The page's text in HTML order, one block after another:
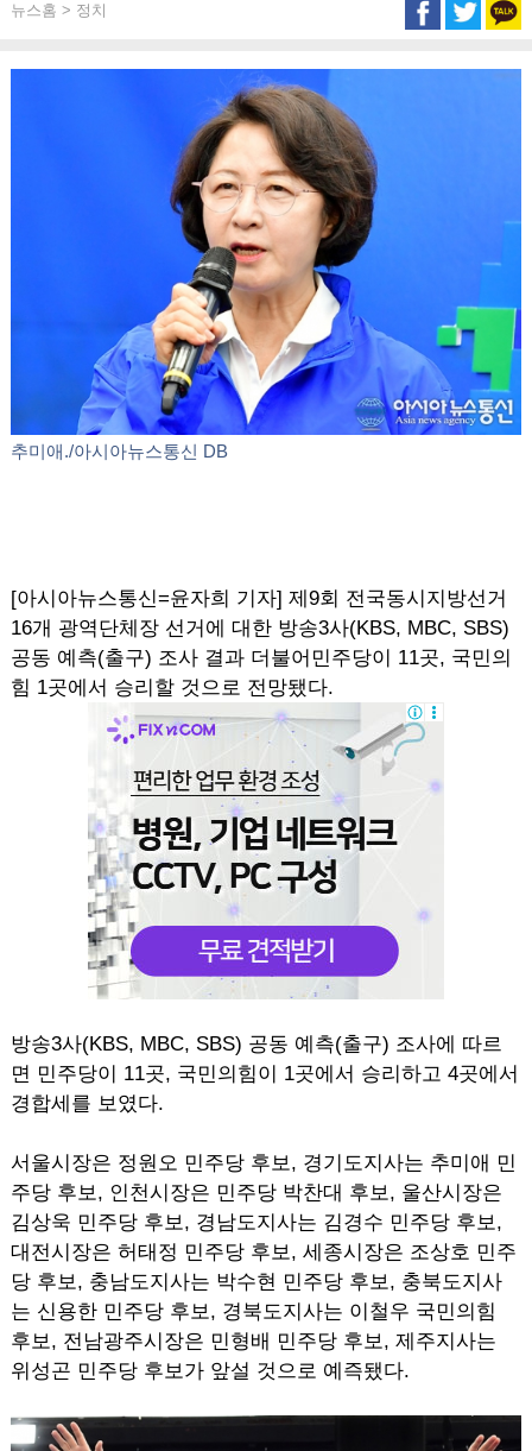
뉴스홈 > 정치
추미애./아시아뉴스통신 DB
[아시아뉴스통신=윤자희 기자] 제9회 전국동시지방선거
16개 광역단체장 선거에 대한 방송3사(KBS, MBC, SBS)
공동 예측(출구) 조사 결과 더불어민주당이 11곳, 국민의
힘 1곳에서 승리할 것으로 전망됐다.
방송3사(KBS, MBC, SBS) 공동 예측(출구) 조사에 따르
면 민주당이 11곳, 국민의힘이 1곳에서 승리하고 4곳에서
경합세를 보였다.
서울시장은 정원오 민주당 후보, 경기도지사는 추미애 민
주당 후보, 인천시장은 민주당 박찬대 후보, 울산시장은
김상욱 민주당 후보, 경남도지사는 김경수 민주당 후보,
대전시장은 허태정 민주당 후보, 세종시장은 조상호 민주
당 후보, 충남도지사는 박수현 민주당 후보, 충북도지사
는 신용한 민주당 후보, 경북도지사는 이철우 국민의힘
후보, 전남광주시장은 민형배 민주당 후보, 제주지사는
위성곤 민주당 후보가 앞설 것으로 예즉됐다.